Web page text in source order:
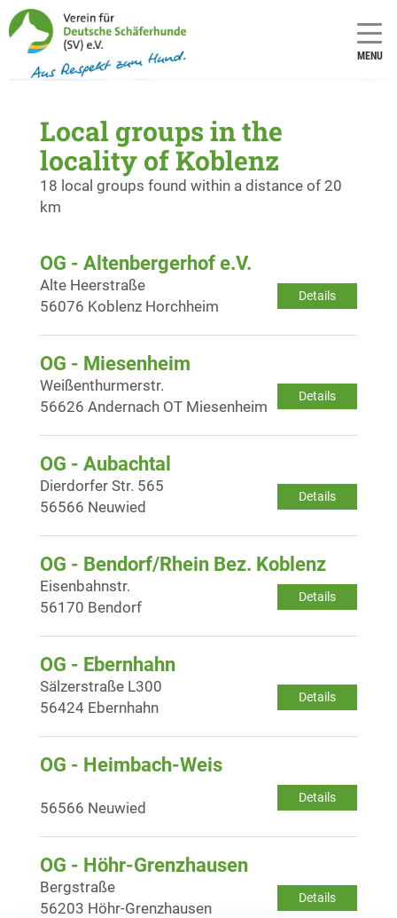
MENU
Local groups in the
locality of Koblenz
18 local groups found within a distance of 20
km
OG - Altenbergerhof e.V.
Details
Alte Heerstraße
56076 Koblenz Horchheim
OG - Miesenheim
Details
Weißenthurmerstr.
56626 Andernach OT Miesenheim
OG - Aubachtal
Details
Dierdorfer Str. 565
56566 Neuwied
OG - Bendorf/Rhein Bez. Koblenz
Details
Eisenbahnstr.
56170 Bendorf
OG - Ebernhahn
Details
Sälzerstraße L300
56424 Ebernhahn
OG - Heimbach-Weis
Details
56566 Neuwied
OG - Höhr-Grenzhausen
Details
Bergstraße
56203 Höhr-Grenzhausen